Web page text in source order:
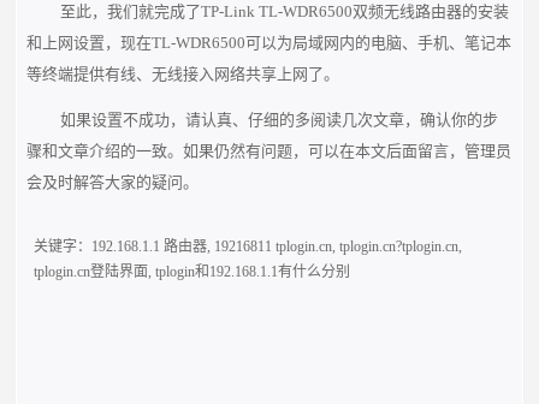
至此，我们就完成了TP-Link TL-WDR6500双频无线路由器的安装
和上网设置，现在TL-WDR6500可以为局域网内的电脑、手机、笔记本
等终端提供有线、无线接入网络共享上网了。
如果设置不成功，请认真、仔细的多阅读几次文章，确认你的步
骤和文章介绍的一致。如果仍然有问题，可以在本文后面留言，管理员
会及时解答大家的疑问。
关键字： 192.168.1.1 路由器, 19216811 tplogin.cn,tplogin.cn?tplogin.cn,
tplogin.cn登陆界面,tplogin和192.168.1.1有什么分别